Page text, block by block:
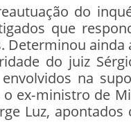
do
que
Determinou ainda
do juiz
na
ex-ministro de
Luz,